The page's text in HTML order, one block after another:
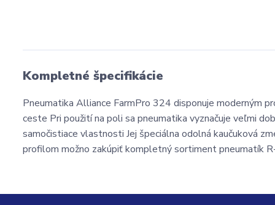
Kompletné špecifikácie
Pneumatika Alliance FarmPro 324 disponuje moderným
ceste Pri použití na poli sa pneumatika vyznačuje veľmi
samočistiace vlastnosti Jej špeciálna odolná kaučuková
profilom možno zakúpiť kompletný sortiment pneumatík